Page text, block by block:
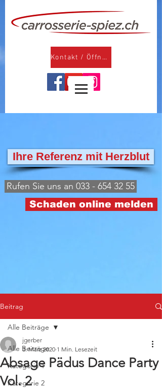
Kontakt / Öffnungszeiten
Ihre Referenz mit Herzblut
Rufen Sie uns an 033 - 654 32 55
Schaden online melden
Beitrag
Alle Beiträge
Kategorie 1
Kategorie 2
Alle Beiträge
Absage Pädus Dance Party
Vol. 2
jgerber
3. März 2020 1 Min. Lesezeit